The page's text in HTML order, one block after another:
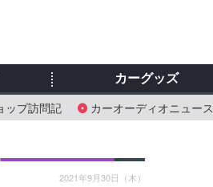
ップ訪問記 カーオーディオニュース
カーグッズ
2021年9月30日（木）